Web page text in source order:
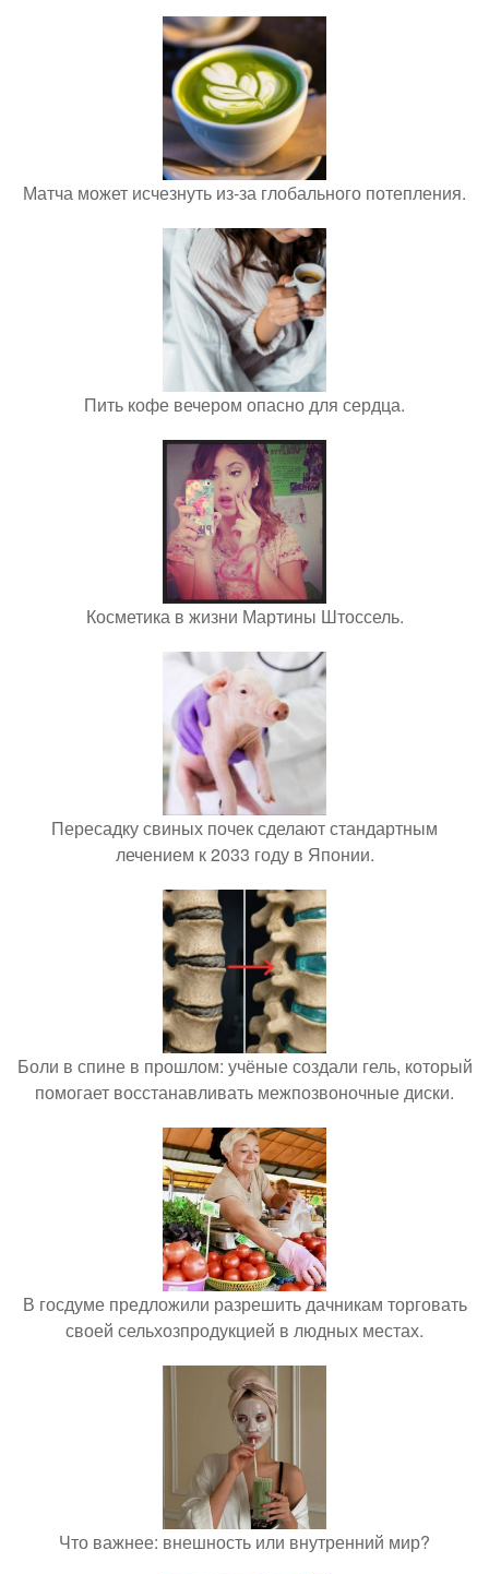
Матча может исчезнуть из-за глобального потепления.
Пить кофе вечером опасно для сердца.
Косметика в жизни Мартины Штоссель.
Пересадку свиных почек сделают стандартным
лечением к 2033 году в Японии.
Боли в спине в прошлом: учёные создали гель, который
помогает восстанавливать межпозвоночные диски.
В госдуме предложили разрешить дачникам торговать
своей сельхозпродукцией в людных местах.
Что важнее: внешность или внутренний мир?